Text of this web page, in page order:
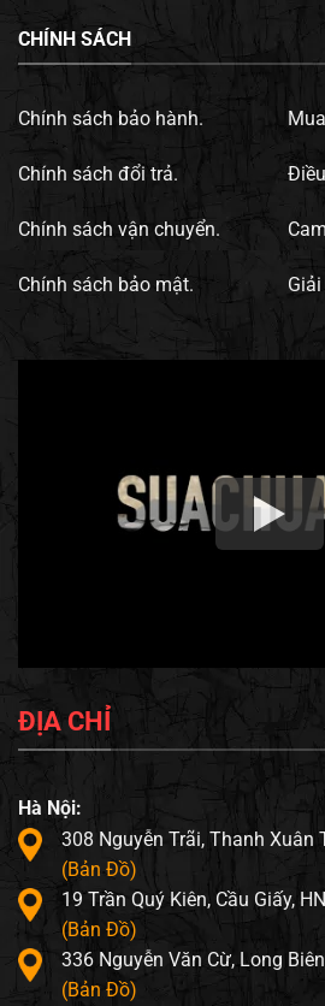
CHÍNH SÁCH
Chính sách bảo hành.
Chính sách đổi trả.
Chính sách vận chuyển.
Chính sách bảo mật.
ĐỊA CHỈ
Hà Nội:
308 Nguyễn Trãi, Thanh Xuân
(Bản Đồ)
19 Trần Quý Kiên, Cầu Giấy,
(Bản Đồ)
336 Nguyễn Văn Cừ, Long
(Bản Đồ)